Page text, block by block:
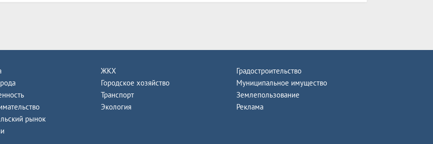
рынок
ЖКХ
Городское хозяйство
Транспорт
Экология
Градостроительство
Муниципальное имущество
Землепользование
Реклама